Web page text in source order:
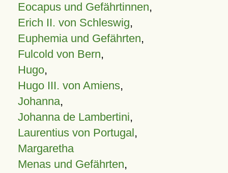
Eocapus und Gefährtinnen,
Erich II. von Schleswig,
Euphemia und Gefährten,
Fulcold von Bern,
Hugo,
Hugo III. von Amiens,
Johanna,
Johanna de Lambertini,
Laurentius von Portugal,
Margaretha
Menas und Gefährten,